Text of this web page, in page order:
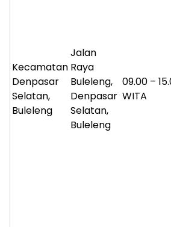
Kecamatan
Denpasar
Selatan,
Buleleng
Jalan
Raya
Buleleng,
Denpasar
Selatan,
Buleleng
09.00 –
WITA